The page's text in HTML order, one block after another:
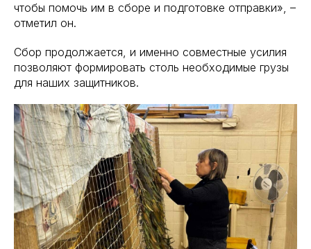
чтобы помочь им в сборе и подготовке отправки», –
отметил он.
Сбор продолжается, и именно совместные усилия
позволяют формировать столь необходимые грузы
для наших защитников.